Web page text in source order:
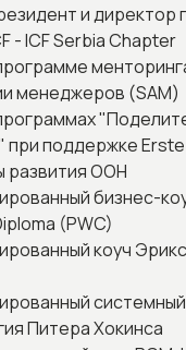
и
- ICF Serbia Chapter
менеджеров (SAM)
поддержке
развития ООН
бизнес-
(PWC)
коуч
Питера Хокинса